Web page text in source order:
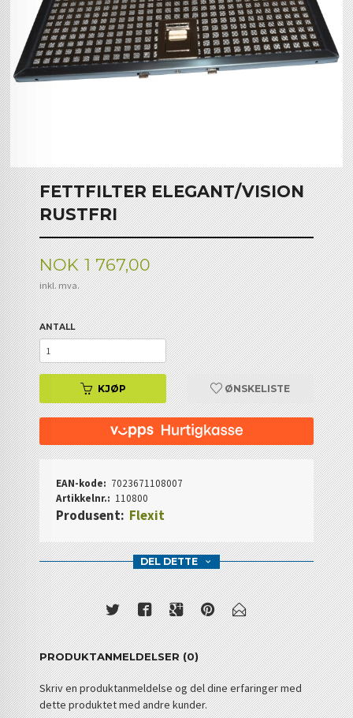
FETTFILTER ELEGANT/VISION
RUSTFRI
Pris
NOK 1 767,00
inkl. mva.
ANTALL
KJØP ØNSKELISTE
EAN-kode: 7023671108007
Artikkelnr.: 110800
Produsent: Flexit
DEL DETTE
PRODUKTANMELDELSER (0)
Skriv en produktanmeldelse og del dine erfaringer med
dette produktet med andre kunder.